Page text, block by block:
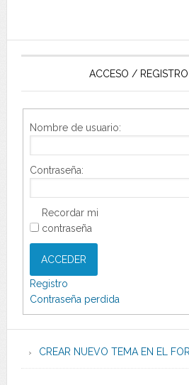
ACCESO /
Nombre de usuario:
Contraseña:
Recordar mi
contraseña
ACCEDER
Registro
Contraseña perdida
CREAR NUEVO TEMA EN EL